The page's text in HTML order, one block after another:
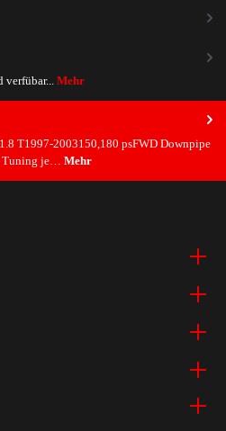
T1997-2003150,180 psFWD Downpipe
Tuning je… Mehr
verfübar... Mehr